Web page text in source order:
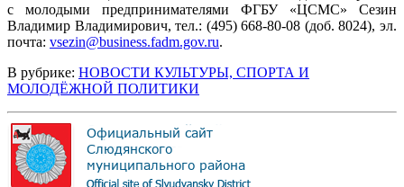
с молодыми предпринимателями ФГБУ «ЦСМС» Сезин
Владимир Владимирович, тел.: (495) 668-80-08 (доб. 8024), эл.
почта: vsezin@business.fadm.gov.ru.
В рубрике: НОВОСТИ КУЛЬТУРЫ, СПОРТА И
МОЛОДЁЖНОЙ ПОЛИТИКИ